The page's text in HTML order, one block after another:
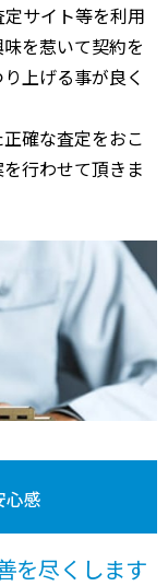
サイト等を利用
を惹いて契約を
上げる事が良く
確な査定をおこ
行わせて頂きま
心感
を尽くします